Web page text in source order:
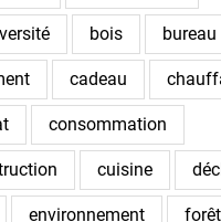
bois bureau
cadeau
consommation
cuisine
environnement forêt